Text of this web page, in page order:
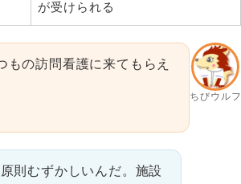
が受けられる
ちびウルフ
の訪問看護に来てもらえ
則むずかしいんだ。施設